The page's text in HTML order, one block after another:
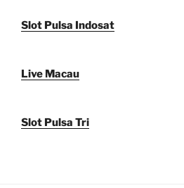
Slot Pulsa Indosat
Live Macau
Slot Pulsa Tri